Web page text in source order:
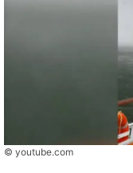
© youtube.com